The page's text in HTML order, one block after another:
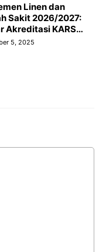
Linen dan
Sakit 2026/2027:
Akreditasi KARS
5, 2025